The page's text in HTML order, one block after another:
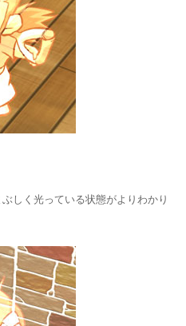
しく光っている状態がよりわかり